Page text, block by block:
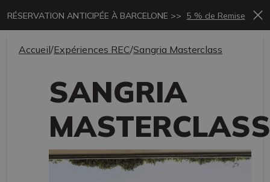
RÉSERVATION ANTICIPÉE À BARCELONE >> 5 % de Remise
Accueil/Expériences REC/Sangria Masterclass
SANGRIA
MASTERCLASS